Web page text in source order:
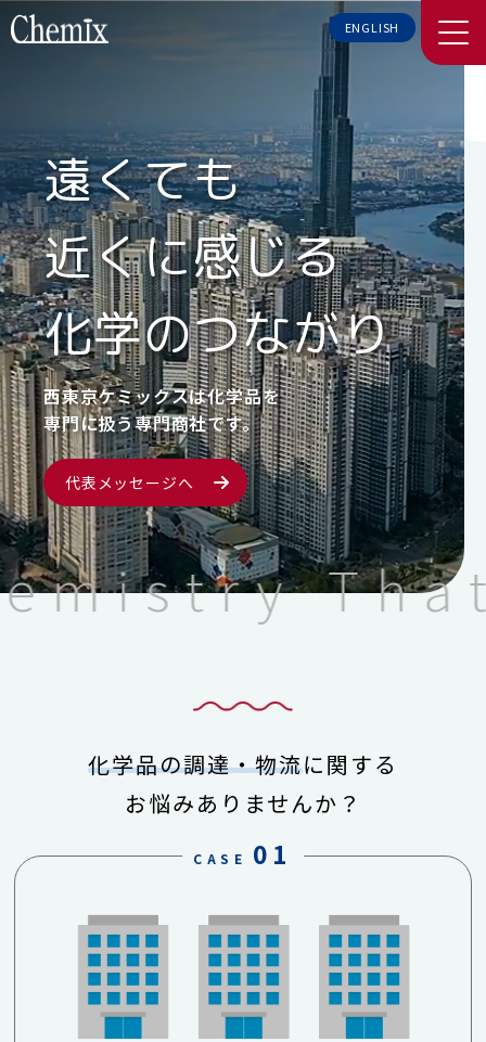
ENGLISH
遠くても
近くに感じる
化学のつながり
西東京ケミックスは化学品を
専門に扱う専門商社です。
代表メッセージへ
化学品の調達・物流に関する
お悩みありませんか？
CASE 01